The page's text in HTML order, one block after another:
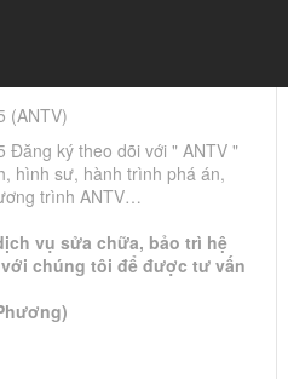
(ANTV)
Đăng ký theo dõi với " ANTV "
hình sư, hành trình phá án,
trình ANTV…
vụ sửa chữa, bảo trì hệ
chúng tôi để được tư vấn